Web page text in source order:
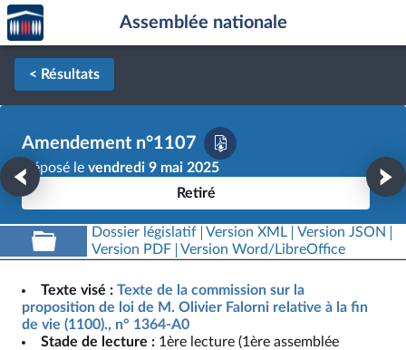
Aller au contenu
Aller en bas de la page
Accèder
à la
page
d'accueil
Assemblée nationale
< Résultats
Amendement n°1107
Déposé le vendredi 9 mai 2025
Retiré
Dossier législatif Version XML
Version JSON
Version PDF
Version Word/LibreOffice
Texte visé : Texte de la commission sur la
proposition de loi de M. Olivier Falorni relative à la fin
de vie (1100)., n° 1364-A0
Stade de lecture : 1ère lecture (1ère assemblée